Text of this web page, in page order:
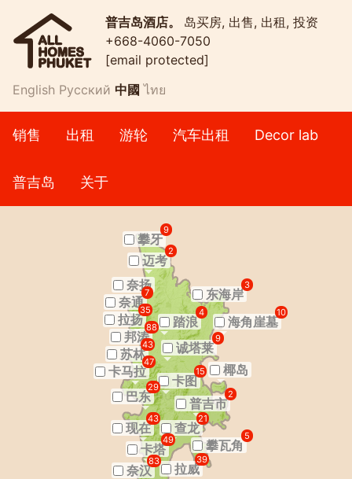
普吉岛酒店。 岛买房, 出售, 出租, 投资
+668-4060-7050
[email protected]
English Русский 中國 ไทย
销售 出租 游轮 汽车出租 Decor lab
普吉岛 关于
攀牙
9
迈考
2
奈扬
东海岸
3
奈通
7
拉扬
35
踏浪
4
邦涛
88 海角崖墓
10
诚塔莱
9
苏林
43
卡马拉
47 椰岛
卡图
15
巴东
29
普吉市
2
查龙
21
现在
43
攀瓦角
5
卡塔
49
拉威
39
奈汉
83